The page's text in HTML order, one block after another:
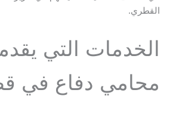
القطري.
الخدمات التي
محامي دفاع في